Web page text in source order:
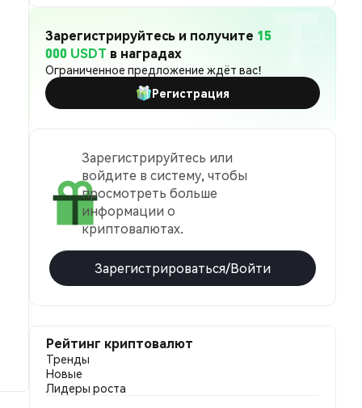
Зарегистрируйтесь и получите 15
000 USDT в наградах
Ограниченное предложение ждёт вас!
Регистрация
Зарегистрируйтесь или
войдите в систему, чтобы
просмотреть больше
информации о
криптовалютах.
Зарегистрироваться/Войти
Рейтинг криптовалют
Тренды
Новые
Лидеры роста